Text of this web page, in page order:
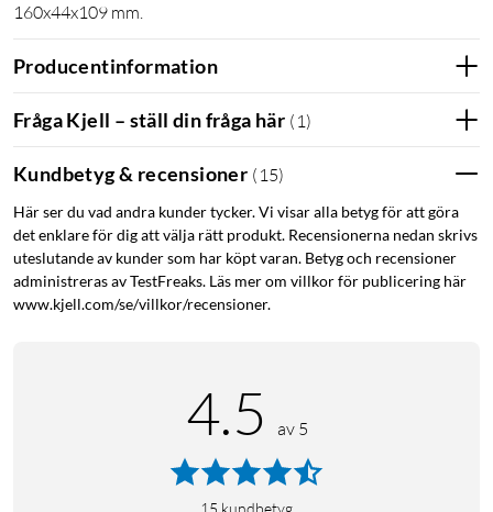
160x44x109 mm.
Producentinformation
Fråga Kjell – ställ din fråga här ( 1 )
Kundbetyg & recensioner ( 15)
Här ser du vad andra kunder tycker. Vi visar alla betyg för att göra
det enklare för dig att välja rätt produkt. Recensionerna nedan skrivs
uteslutande av kunder som har köpt varan. Betyg och recensioner
administreras av TestFreaks. Läs mer om villkor för publicering här
www.kjell.com/se/villkor/recensioner.
4.5 av 5